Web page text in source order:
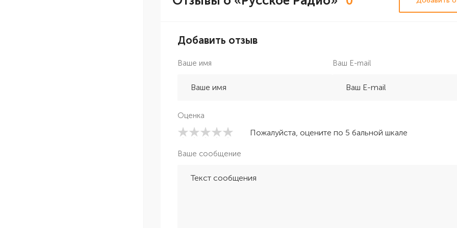
Добавить отзыв
Ваше имя Ваш E-mail
Оценка
Пожалуйста, оцените по 5 бальной шкале
Ваше сообщение